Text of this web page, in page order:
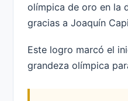
olímpica de oro en la
gracias a Joaquín
Este logro marcó el
grandeza olímpica